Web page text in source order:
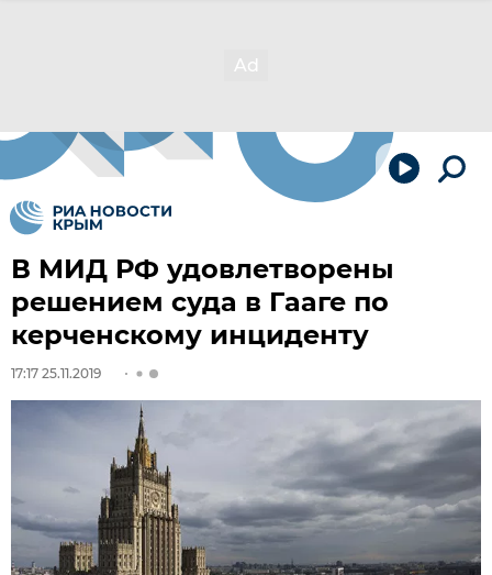
В МИД РФ удовлетворены
решением суда в Гааге по
керченскому инциденту
17:17 25.11.2019